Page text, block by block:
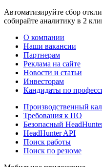
Автоматизируйте сбор
собирайте аналитику в 2
О компании
Наши вакансии
Партнерам
Реклама на сайте
Новости и статьи
Инвесторам
Кандидаты по
Производственный
Требования к ПО
Безопасный
HeadHunter API
Поиск работы
Поиск по резюме